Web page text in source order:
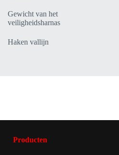
Gewicht van het
veiligheidsharnas
Haken vallijn
Producten